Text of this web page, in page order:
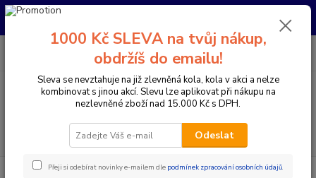
Pro nachystání kola / doplňků na prodejně si prosím zavolejte dopředu.
Menu
CZK
PO-PÁ 10:00-17:00 | SO: 9:00-12:00
Komponenty na kolo Řídítka Průměr 31,8 mm
DEITY
1000 Kč SLEVA na tvůj nákup,
obdržíš do emailu!
Sleva se nevztahuje na již zlevněná kola, kola v akci a nelze
kombinovat s jinou akcí. Slevu lze aplikovat při nákupu na
nezlevněné zboží nad 15.000 Kč s DPH.
Odeslat
Přeji si odebírat novinky e-mailem dle podmínek zpracování osobních údajů.